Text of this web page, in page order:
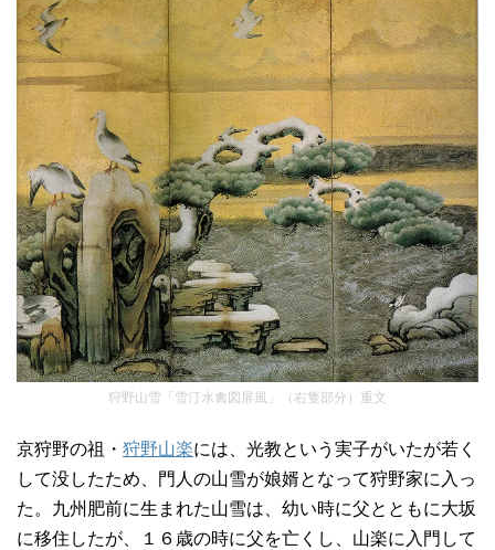
狩野山雪「雪汀水禽図屏風」（右隻部分）重文
京狩野の祖・ 狩野山楽には、光教という実子がいたが若く
して没したため、門人の山雪が娘婿となって狩野家に入っ
た。九州肥前に生まれた山雪は、幼い時に父とともに大坂
に移住したが、１６歳の時に父を亡くし、山楽に入門して